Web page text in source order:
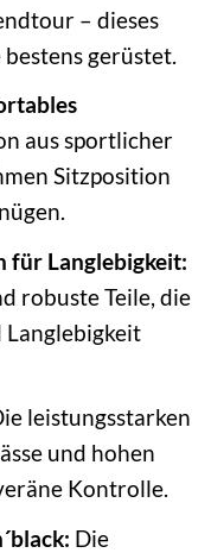
– dieses
gerüstet.
aus sportlicher
Sitzposition
für Langlebigkeit:
robuste Teile, die
leistungsstarken
und hohen
Kontrolle.
Die